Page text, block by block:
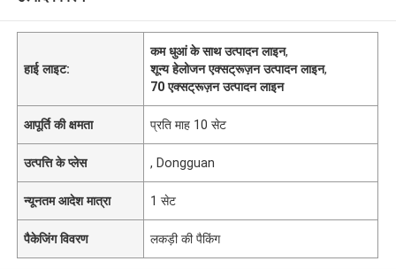
हाई लाइट:
कम धुआं के साथ उत्पादन लाइन,
शून्य हेलोजन एक्सट्रूज़न उत्पादन लाइन,
70 एक्सट्रूज़न उत्पादन लाइन
आपूर्ति की क्षमता प्रति माह 10 सेट
उत्पत्ति के प्लेस , Dongguan
न्यूनतम आदेश मात्रा 1 सेट
पैकेजिंग विवरण लकड़ी की पैकिंग